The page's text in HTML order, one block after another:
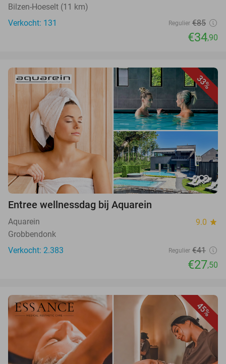
Bilzen-Hoeselt (11 km)
Verkocht: 131
Regulier €85
€34,90
33%
favorite_border
Entree wellnessdag bij Aquarein
Aquarein 9.0 star
Grobbendonk
Verkocht: 2.383
Regulier €41
€27,50
45%